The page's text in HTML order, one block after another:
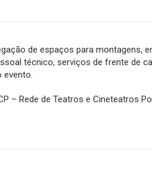
de espaços para montagens,
técnico, serviços de frente de
evento.
– Rede de Teatros e Cineteatros